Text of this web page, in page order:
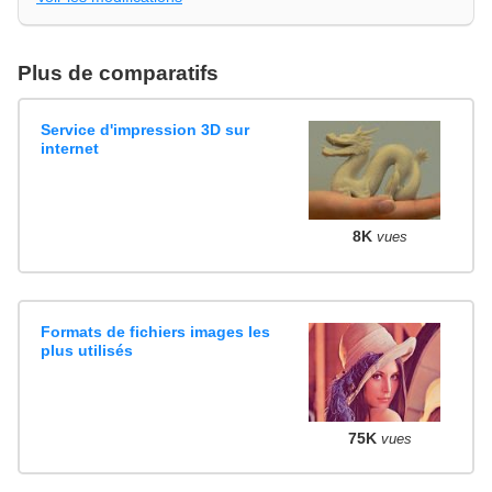
Plus de comparatifs
Service d'impression 3D sur
internet
8K vues
Formats de fichiers images les
plus utilisés
75K vues